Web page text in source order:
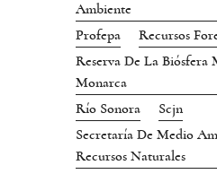
Ambiente
Profepa
Recursos
Reserva De La Biósfera
Monarca
Río Sonora
Scjn
Secretaría De Medio
Recursos Naturales